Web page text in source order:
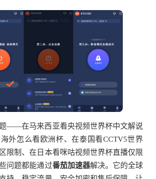
题——在马来西亚看央视频世界杯中文解说
外怎么看欧洲杯、在泰国看CCTV5世界
限制、在日本看咪咕视频世界杯直播仅限
问题都能通过番茄加速器解决。它的全球